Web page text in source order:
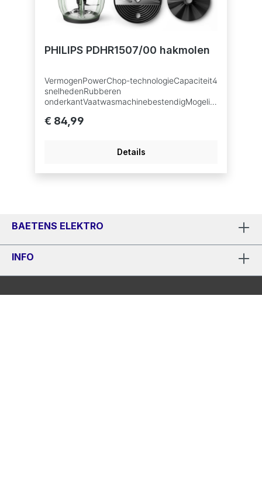
PHILIPS PDHR1507/00 hakmolen
VermogenPowerChop-technologieCapaciteit4
snelhedenRubberen
onderkantVaatwasmachinebestendigMogelijk
ook pellenGranuleerschijfemulsieschijf
€ 84,99
Details
BAETENS ELEKTRO
INFO